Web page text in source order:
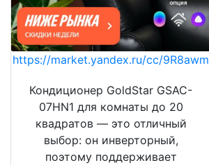
https://market.yandex.ru/cc/9R8awm
Кондиционер GoldStar GSAC-
07HN1 для комнаты до 20
квадратов — это отличный
выбор: он инверторный,
поэтому поддерживает